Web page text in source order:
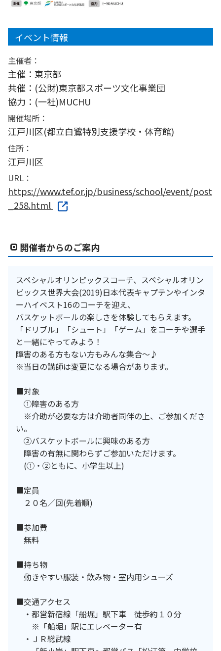
イベント情報
主催者：
主催：東京都
共催：(公財)東京都スポーツ文化事業団
協力：(一社)MUCHU
開催場所：
江戸川区(都立白鷺特別支援学校・体育館)
住所：
江戸川区
URL：
https://www.tef.or.jp/business/school/event/post
_258.html
開催者からのご案内
スペシャルオリンピックスコーチ、スペシャルオリン
ピックス世界大会(2019)日本代表キャプテンやインタ
ーハイベスト16のコーチを迎え、
バスケットボールの楽しさを体験してもらえます。
「ドリブル」「シュート」「ゲーム」をコーチや選手
と一緒にやってみよう！
障害のある方もない方もみんな集合～♪
※当日の講師は変更になる場合があります。
■対象
①障害のある方
※介助が必要な方は介助者同伴の上、ご参加くださ
い。
②バスケットボールに興味のある方
障害の有無に関わらずご参加いただけます。
(①・②ともに、小学生以上)
■定員
２０名／回(先着順)
■参加費
無料
■持ち物
動きやすい服装・飲み物・室内用シューズ
■交通アクセス
・都営新宿線「船堀」駅下車 徒歩約１０分
※「船堀」駅にエレベーター有
・ＪＲ総武線